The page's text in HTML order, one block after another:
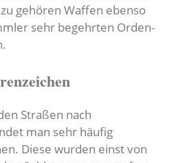
gehören Waffen ebenso
sehr begehrten Orden-
Straßen nach
man sehr häufig
Diese wurden einst von